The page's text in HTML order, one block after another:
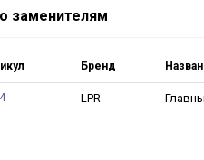
заменителям
Бренд
LPR